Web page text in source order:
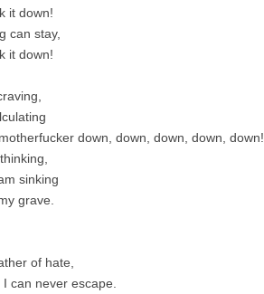
it down!
can stay,
it down!
down, down, down, down, down!
sinking
grave.
of hate,
can never escape.